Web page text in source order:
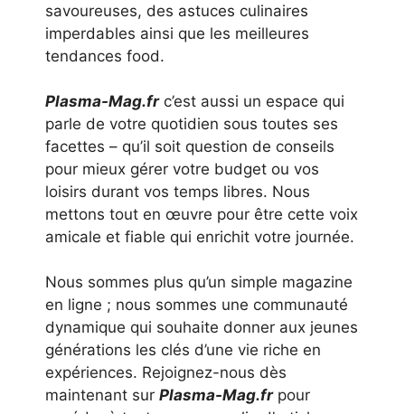
savoureuses, des astuces culinaires
imperdables ainsi que les meilleures
tendances food.
Plasma-Mag.frc’est aussi un espace qui
parle de votre quotidien sous toutes ses
facettes – qu’il soit question de conseils
pour mieux gérer votre budget ou vos
loisirs durant vos temps libres. Nous
mettons tout en œuvre pour être cette voix
amicale et fiable qui enrichit votre journée.
Nous sommes plus qu’un simple magazine
en ligne ; nous sommes une communauté
dynamique qui souhaite donner aux jeunes
générations les clés d’une vie riche en
expériences. Rejoignez-nous dès
maintenant sur Plasma-Mag.frpour